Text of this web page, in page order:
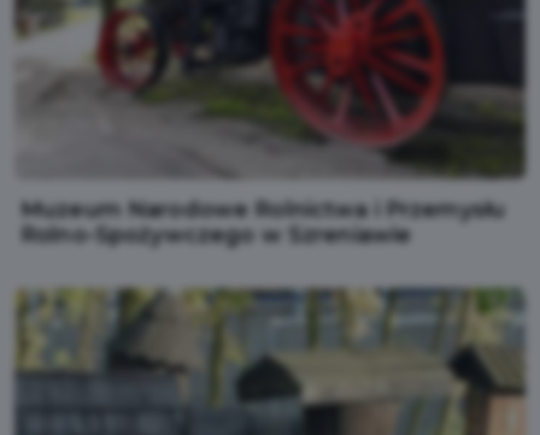
Muzeum Narodowe Rolnictwa i Przemysłu
Rolno-Spożywczego w Szreniawie